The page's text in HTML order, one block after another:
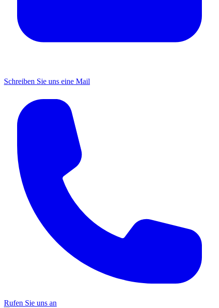
Schreiben Sie uns eine Mail
Rufen Sie uns an